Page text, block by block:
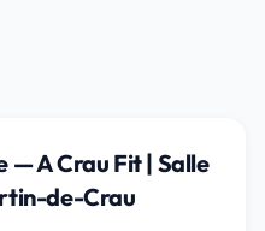
A Crau Fit | Salle
de-Crau